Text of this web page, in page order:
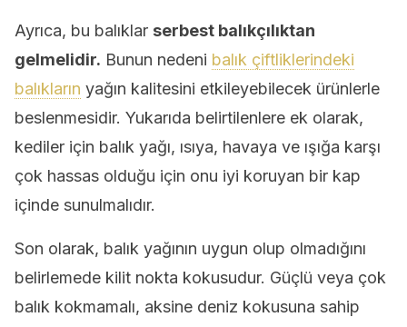
Ayrıca, bu balıklar serbest balıkçılıktan
gelmelidir. Bunun nedeni balık çiftliklerindeki
balıkların yağın kalitesini etkileyebilecek ürünlerle
beslenmesidir. Yukarıda belirtilenlere ek olarak,
kediler için balık yağı, ısıya, havaya ve ışığa karşı
çok hassas olduğu için onu iyi koruyan bir kap
içinde sunulmalıdır.
Son olarak, balık yağının uygun olup olmadığını
belirlemede kilit nokta kokusudur. Güçlü veya çok
balık kokmamalı, aksine deniz kokusuna sahip